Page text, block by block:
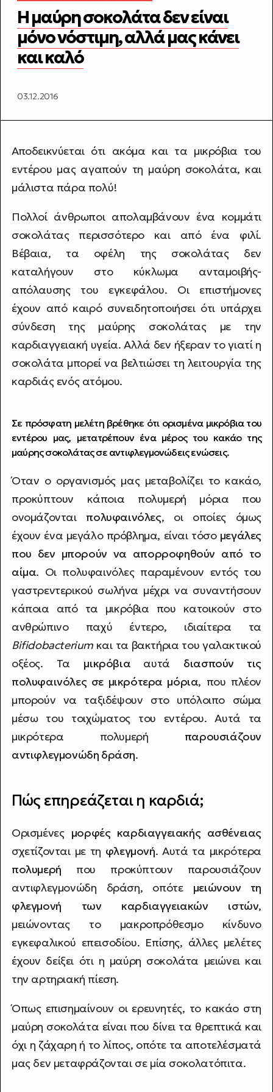
Η μαύρη σοκολάτα δεν είναι
μόνο νόστιμη, αλλά μας κάνει
και καλό
03.12.2016
Αποδεικνύεται ότι ακόμα και τα μικρόβια του
εντέρου μας αγαπούν τη μαύρη σοκολάτα, και
μάλιστα πάρα πολύ!
Πολλοί άνθρωποι απολαμβάνουν ένα κομμάτι
σοκολάτας περισσότερο και από ένα φιλί.
Βέβαια, τα οφέλη της σοκολάτας δεν
καταλήγουν στο κύκλωμα ανταμοιβής-
απόλαυσης του εγκεφάλου. Οι επιστήμονες
έχουν από καιρό συνειδητοποιήσει ότι υπάρχει
σύνδεση της μαύρης σοκολάτας με την
καρδιαγγειακή υγεία. Αλλά δεν ήξεραν το γιατί η
σοκολάτα μπορεί να βελτιώσει τη λειτουργία της
καρδιάς ενός ατόμου.
Σε πρόσφατη μελέτη βρέθηκε ότι ορισμένα μικρόβια του
εντέρου μας, μετατρέπουν ένα μέρος του κακάο της
μαύρης σοκολάτας σε αντιφλεγμονώδεις ενώσεις.
Όταν ο οργανισμός μας μεταβολίζει το κακάο,
προκύπτουν κάποια πολυμερή μόρια που
ονομάζονται πολυφαινόλες, οι οποίες όμως
έχουν ένα μεγάλο πρόβλημα, είναι τόσο μεγάλες
που δεν μπορούν να απορροφηθούν από το
αίμα. Οι πολυφαινόλες παραμένουν εντός του
γαστρεντερικού σωλήνα μέχρι να συναντήσουν
κάποια από τα μικρόβια που κατοικούν στο
ανθρώπινο παχύ έντερο, ιδιαίτερα τα
Bifidobacterium και τα βακτήρια του γαλακτικού
οξέος. Τα μικρόβια αυτά διασπούν τις
πολυφαινόλες σε μικρότερα μόρια, που πλέον
μπορούν να ταξιδέψουν στο υπόλοιπο σώμα
μέσω του τοιχώματος του εντέρου. Αυτά τα
μικρότερα πολυμερή παρουσιάζουν
αντιφλεγμονώδη δράση.
Πώς επηρεάζεται η καρδιά;
Ορισμένες μορφές καρδιαγγειακής ασθένειας
σχετίζονται με τη φλεγμονή. Αυτά τα μικρότερα
πολυμερή που προκύπτουν παρουσιάζουν
αντιφλεγμονώδη δράση, οπότε μειώνουν τη
φλεγμονή των καρδιαγγειακών ιστών,
μειώνοντας το μακροπρόθεσμο κίνδυνο
εγκεφαλικού επεισοδίου. Επίσης, άλλες μελέτες
έχουν δείξει ότι η μαύρη σοκολάτα μειώνει και
την αρτηριακή πίεση.
Όπως επισημαίνουν οι ερευνητές, το κακάο στη
μαύρη σοκολάτα είναι που δίνει τα θρεπτικά και
όχι η ζάχαρη ή το λίπος, οπότε τα αποτελέσματά
μας δεν μεταφράζονται σε μία σοκολατόπιτα.